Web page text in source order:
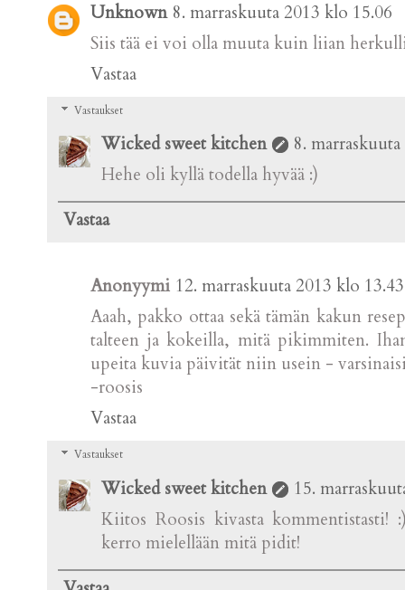
Unknown 8. marraskuuta 2013 klo 15.06
Siis tää ei voi olla muuta kuin liian
Vastaa
Vastaukset
Wicked sweet kitchen
8.
Hehe oli kyllä todella hyvää :)
Vastaa
Anonyymi 12. marraskuuta 2013 klo 13.43
Aaah, pakko ottaa sekä tämän kakun
talteen ja kokeilla, mitä pikimmiten.
upeita kuvia päivität niin usein -
-roosis
Vastaa
Vastaukset
Wicked sweet kitchen
15.
Kiitos Roosis kivasta
kerro mielellään mitä pidit!